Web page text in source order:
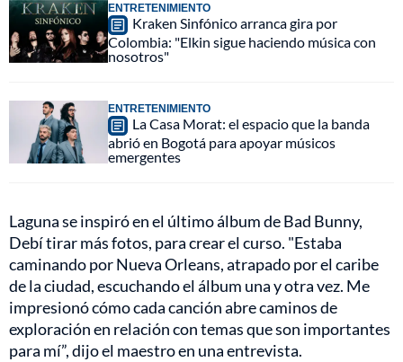
ENTRETENIMIENTO
Kraken Sinfónico arranca gira por
Colombia: "Elkin sigue haciendo música con
nosotros"
ENTRETENIMIENTO
La Casa Morat: el espacio que la banda
abrió en Bogotá para apoyar músicos
emergentes
Laguna se inspiró en el último álbum de Bad Bunny,
Debí tirar más fotos, para crear el curso. "Estaba
caminando por Nueva Orleans, atrapado por el caribe
de la ciudad, escuchando el álbum una y otra vez. Me
impresionó cómo cada canción abre caminos de
exploración en relación con temas que son importantes
para mí”, dijo el maestro en una entrevista.